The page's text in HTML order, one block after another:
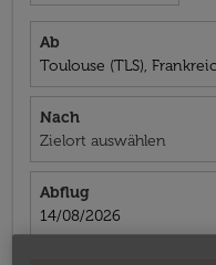
Ab
Toulouse (TLS),
Nach
Zielort auswählen
Abflug
fc-booking-departure-
14/08/2026